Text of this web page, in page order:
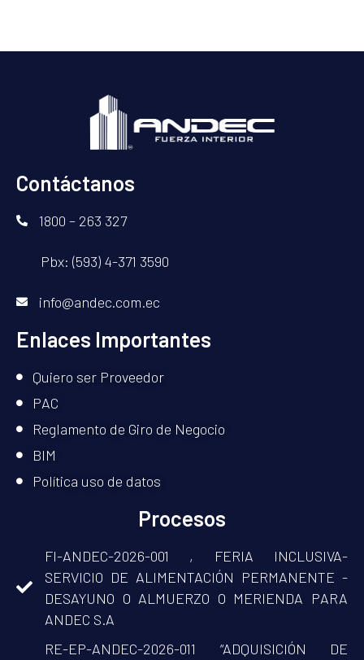
Contáctanos
1800 – 263 327
Pbx: (593) 4-371 3590
info@andec.com.ec
Enlaces Importantes
Quiero ser Proveedor
PAC
Reglamento de Giro de Negocio
BIM
Política uso de datos
Procesos
FI-ANDEC-2026-001 , FERIA INCLUSIVA-
SERVICIO DE ALIMENTACIÓN PERMANENTE -
DESAYUNO O ALMUERZO O MERIENDA PARA
ANDEC S.A
RE-EP-ANDEC-2026-011 “ADQUISICIÓN DE